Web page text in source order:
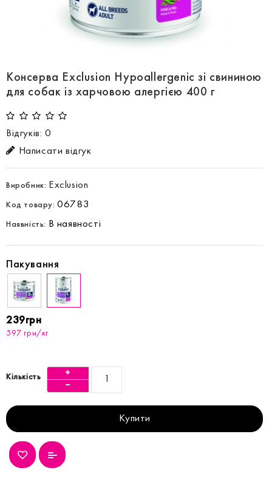
Консерва Exclusion Hypoallergenic зі свининою
для собак із харчовою алергією 400 г
Відгуків: 0
Написати відгук
Виробник: Exclusion
Код товару:06783
Наявність: В наявності
Пакування
239грн
597 грн/кг
Кількість
Купити